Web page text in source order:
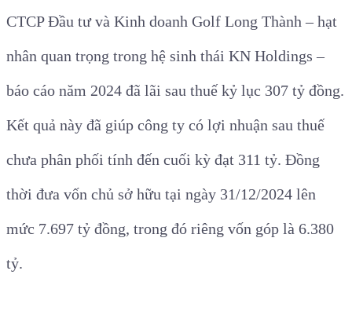
CTCP Đầu tư và Kinh doanh Golf Long Thành – hạt
nhân quan trọng trong hệ sinh thái KN Holdings –
báo cáo năm 2024 đã lãi sau thuế kỷ lục 307 tỷ đồng.
Kết quả này đã giúp công ty có lợi nhuận sau thuế
chưa phân phối tính đến cuối kỳ đạt 311 tỷ. Đồng
thời đưa vốn chủ sở hữu tại ngày 31/12/2024 lên
mức 7.697 tỷ đồng, trong đó riêng vốn góp là 6.380
tỷ.